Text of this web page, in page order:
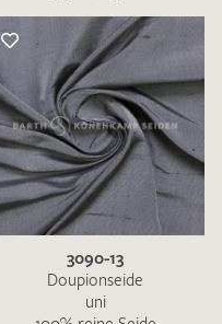
3090-13
Doupionseide
uni